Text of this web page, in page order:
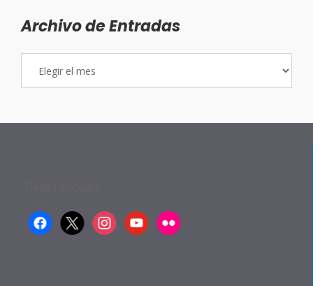
Archivo de Entradas
facebook
x instagramyoutubeflickr